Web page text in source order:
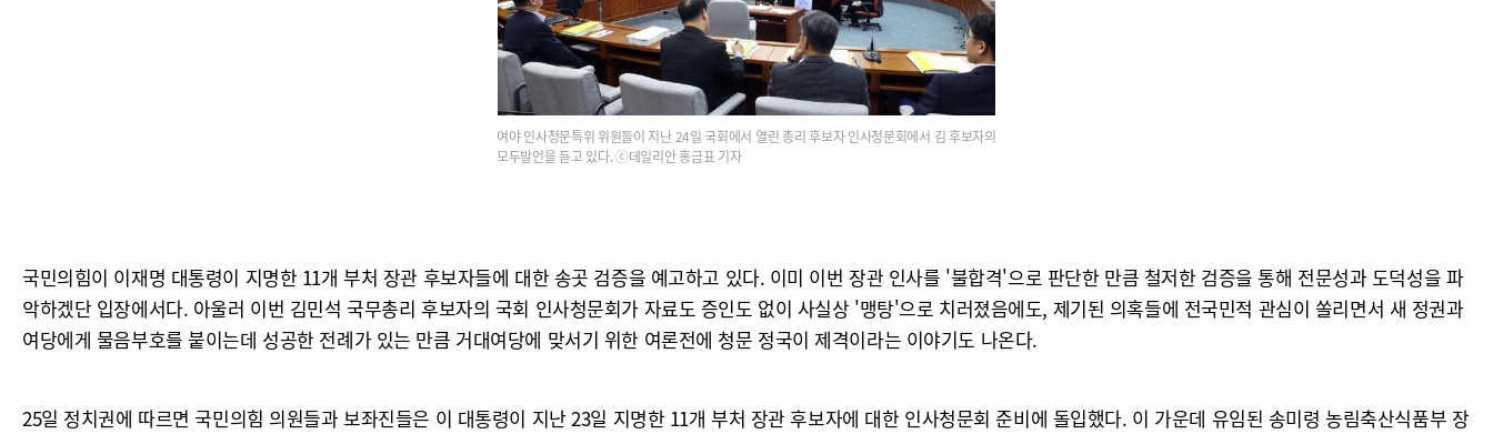
여야 인사청문특위 위원들이 지난 24일 국회에서 열린 총리 후보자 인사청문회에서 김 후보자의
모두발언을 듣고 있다. ⓒ데일리안 홍금표 기자
국민의힘이 이재명 대통령이 지명한 11개 부처 장관 후보자들에 대한 송곳 검증을 예고하고 있다. 이미 이번 장관 인사를 '불합격'으로 판단한 만큼 철저한 검증을 통해 전문성과 도덕성을 파
악하겠단 입장에서다. 아울러 이번 김민석 국무총리 후보자의 국회 인사청문회가 자료도 증인도 없이 사실상 '맹탕'으로 치러졌음에도, 제기된 의혹들에 전국민적 관심이 쏠리면서 새 정권과
여당에게 물음부호를 붙이는데 성공한 전례가 있는 만큼 거대여당에 맞서기 위한 여론전에 청문 정국이 제격이라는 이야기도 나온다.
25일 정치권에 따르면 국민의힘 의원들과 보좌진들은 이 대통령이 지난 23일 지명한 11개 부처 장관 후보자에 대한 인사청문회 준비에 돌입했다. 이 가운데 유임된 송미령 농림축산식품부 장